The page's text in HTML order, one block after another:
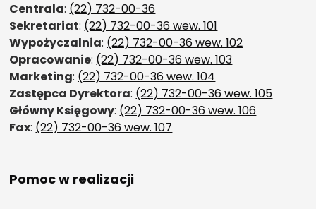
Centrala: (22) 732-00-36
Sekretariat: (22) 732-00-36 wew. 101
Wypożyczalnia: (22) 732-00-36 wew. 102
Opracowanie: (22) 732-00-36 wew. 103
Marketing: (22) 732-00-36 wew. 104
Zastępca Dyrektora: (22) 732-00-36 wew. 105
Główny Księgowy: (22) 732-00-36 wew. 106
Fax: (22) 732-00-36 wew. 107
Pomoc w realizacji